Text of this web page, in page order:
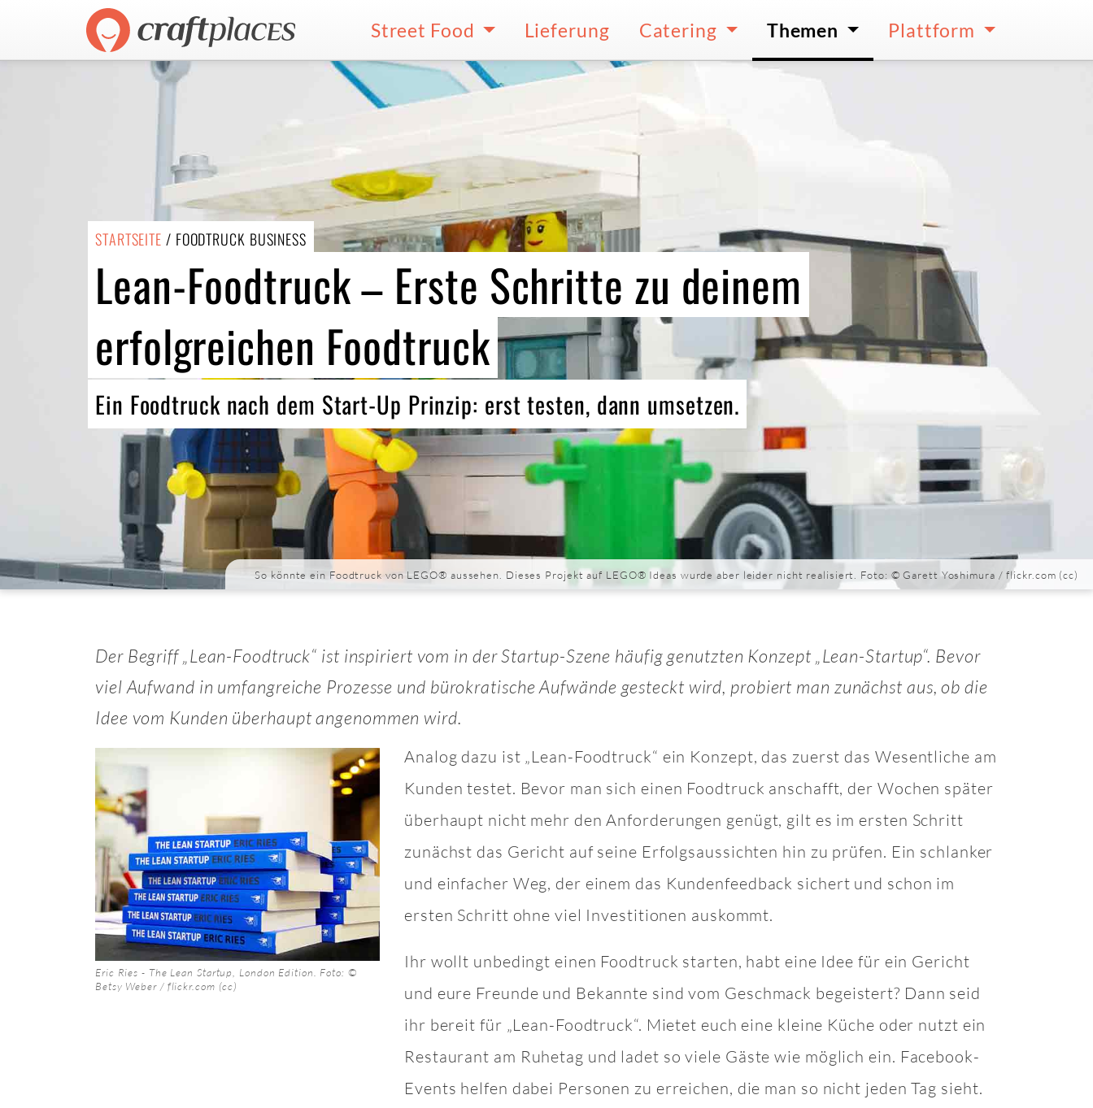
Street Food Lieferung Catering Themen Plattform
STARTSEITE / FOODTRUCK BUSINESS
Lean-Foodtruck – Erste Schritte zu deinem
erfolgreichen Foodtruck
Ein Foodtruck nach dem Start-Up Prinzip: erst testen, dann umsetzen.
So könnte ein Foodtruck von LEGO® aussehen. Dieses Projekt auf LEGO® Ideas wurde aber leider nicht realisiert. Foto: © Garett Yoshimura /flickr.com (cc)
Der Begriff „Lean-Foodtruck“ ist inspiriert vom in der Startup-Szene häufig genutzten Konzept „Lean-Startup“. Bevor
viel Aufwand in umfangreiche Prozesse und bürokratische Aufwände gesteckt wird, probiert man zunächst aus, ob die
Idee vom Kunden überhaupt angenommen wird.
Eric Ries - The Lean Startup
, London Edition. Foto: ©
Betsy Weber / flickr.com (cc)
Analog dazu ist „Lean-Foodtruck“ ein Konzept, das zuerst das Wesentliche am
Kunden testet. Bevor man sich einen Foodtruck anschafft, der Wochen später
überhaupt nicht mehr den Anforderungen genügt, gilt es im ersten Schritt
zunächst das Gericht auf seine Erfolgsaussichten hin zu prüfen. Ein schlanker
und einfacher Weg, der einem das Kundenfeedback sichert und schon im
ersten Schritt ohne viel Investitionen auskommt.
Ihr wollt unbedingt einen Foodtruck starten, habt eine Idee für ein Gericht
und eure Freunde und Bekannte sind vom Geschmack begeistert? Dann seid
ihr bereit für „Lean-Foodtruck“. Mietet euch eine kleine Küche oder nutzt ein
Restaurant am Ruhetag und ladet so viele Gäste wie möglich ein. Facebook-
Events helfen dabei Personen zu erreichen, die man so nicht jeden Tag sieht.